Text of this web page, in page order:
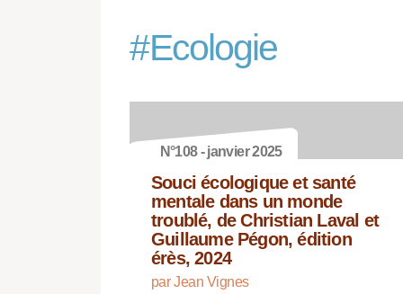
#Ecologie
N°108 - janvier 2025
Souci écologique et santé
mentale dans un monde
troublé, de Christian Laval et
Guillaume Pégon, édition
érès, 2024
par Jean Vignes